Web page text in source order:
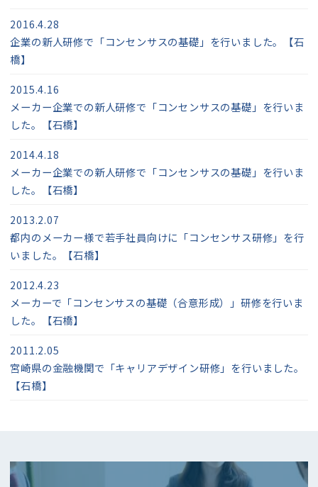
企業の新人研修で「コンセンサスの基礎」を行いました。【石
橋】
2016.4.28
メーカー企業での新人研修で「コンセンサスの基礎」を行いま
した。【石橋】
2015.4.16
メーカー企業での新人研修で「コンセンサスの基礎」を行いま
した。【石橋】
2014.4.18
都内のメーカー様で若手社員向けに「コンセンサス研修」を行
いました。【石橋】
2013.2.07
メーカーで「コンセンサスの基礎（合意形成）」研修を行いま
した。【石橋】
2012.4.23
宮崎県の金融機関で「キャリアデザイン研修」を行いました。
【石橋】
2011.2.05